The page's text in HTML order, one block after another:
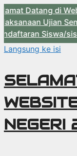
di Website
Ujian Semester
siswi baru
Langsung ke isi
NEGERI